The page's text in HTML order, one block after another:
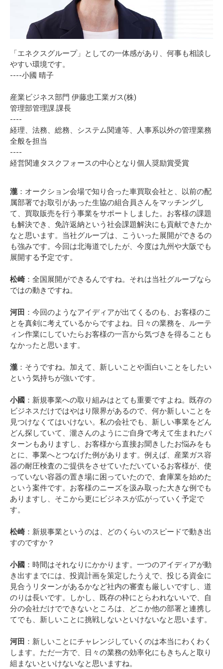
「エネクスグループ」としての一体感があり、何事も相談し
やすい環境です。
----小國 晴子
産業ビジネス部門 伊藤忠工業ガス(株)
管理部管理課.課長
----
経理、法務、総務、システム関連等、人事系以外の管理業務
全般を担当
----
経営関連タスクフォースの中心となり個人奨励賞受賞
瀧 ：オークション会場で知り合った車買取会社と、以前の配
属部署でお取引があった生協の組合員さんをマッチングし
て、買取販売を行う事業をサポートしました。お客様の課題
も解決でき、免許返納という社会課題解決にも貢献できたか
なと思います。当社グループは、こういった展開ができるの
も強みです。今回は北海道でしたが、今度は九州や大阪でも
展開する予定です。
松崎：全国展開ができるんですね。それは当社グループなら
ではの動きですね。
河田 ：今回のようなアイディアが出てくるのも、お客様のこ
とを真剣に考えているからですよね。日々の業務を、ルーテ
ィン作業にしていたらお客様の一言から気づきを得ることも
なかったと思います。
瀧 ：そうですね。加えて、新しいことや面白いことをしたい
という気持ちが強いです。
小國 ：新規事業への取り組みはとても重要ですよね。既存の
ビジネスだけではやはり限界があるので、何か新しいことを
見つけなくてはいけない。私の会社でも、新しい事業をどん
どん探していて、瀧さんのようにご自身で考えて生まれたパ
ターンもありますし、お客様から直接お聞きしたお悩みをも
とに、事業へとつなげた例があります。例えば、産業ガス容
器の耐圧検査のご提供をさせていただいているお客様が、使
っていない容器の置き場に困っていたので、倉庫業を始めた
という案件です。お客様のニーズを汲み取った大きな例でも
ありますし、そこから更にビジネスが広がっていく予定で
す。
松崎：新規事業というのは、どのくらいのスピードで動き出
すのですか？
小國 ：時間はそれなりにかかります。一つのアイディアが動
き出すまでには、投資計画を策定したうえで、投じる資金に
見合うリターンがあるかなど社内の審査も厳しいですし、道
のりは長いです。しかし、既存の枠にとらわれないいで、自
分の会社だけでできないところは、どこか他の部署と連携し
てでも、新しいことに挑戦しないといけないなと思います。
河田 ：新しいことにチャレンジしていくのは本当にわくわく
します。ただ一方で、日々の業務の効率化にもきちんと取り
組まないといけないなと思いますね。